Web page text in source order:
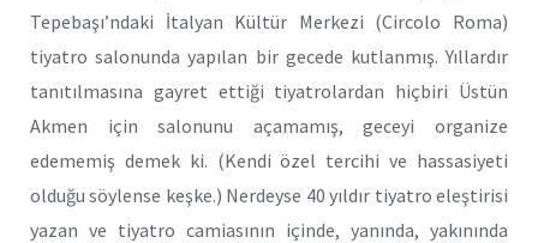
Tepebaşı’ndaki İtalyan Kültür Merkezi (Circolo Roma)
tiyatro salonunda yapılan bir gecede kutlanmış. Yıllardır
tanıtılmasına gayret ettiği tiyatrolardan hiçbiri Üstün
Akmen için salonunu açamamış, geceyi organize
edememiş demek ki. (Kendi özel tercihi ve hassasiyeti
olduğu söylense keşke.) Nerdeyse 40 yıldır tiyatro eleştirisi
yazan ve tiyatro camiasının içinde, yanında, yakınında